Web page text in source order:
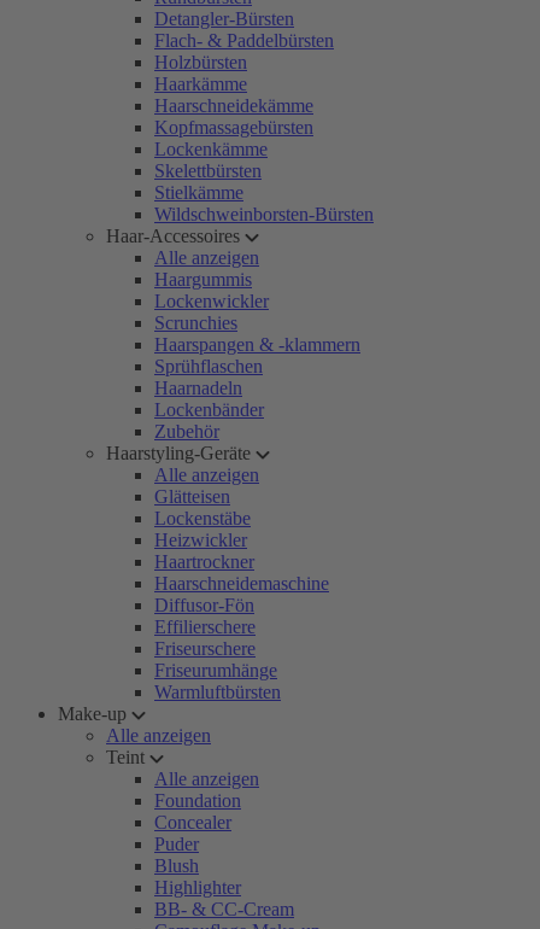
Detangler-Bürsten
Flach- & Paddelbürsten
Holzbürsten
Haarkämme
Haarschneidekämme
Kopfmassagebürsten
Lockenkämme
Skelettbürsten
Stielkämme
Wildschweinborsten-Bürsten
Haar-Accessoires
Alle anzeigen
Haargummis
Lockenwickler
Scrunchies
Haarspangen & -klammern
Sprühflaschen
Haarnadeln
Lockenbänder
Zubehör
Haarstyling-Geräte
Alle anzeigen
Glätteisen
Lockenstäbe
Heizwickler
Haartrockner
Haarschneidemaschine
Diffusor-Fön
Effilierschere
Friseurschere
Friseurumhänge
Warmluftbürsten
Make-up
Alle anzeigen
Teint
Alle anzeigen
Foundation
Concealer
Puder
Blush
Highlighter
BB- & CC-Cream